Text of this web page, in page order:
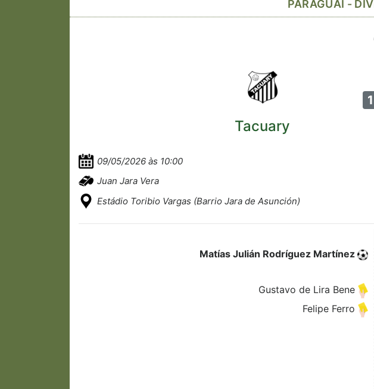
PARAGUAI -
1
Tacuary
09/05/2026 às 10:00
Juan Jara Vera
Estádio Toribio Vargas (Barrio Jara de Asunción)
Matías Julián Rodríguez Martínez
Gustavo de Lira Bene
Felipe Ferro